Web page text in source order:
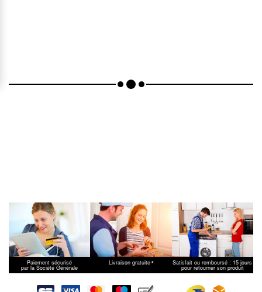
Paiement sécurisé
par la Société Générale
Livraison gratuite* Satisfait ou remboursé : 15 jours
pour retourner son produit